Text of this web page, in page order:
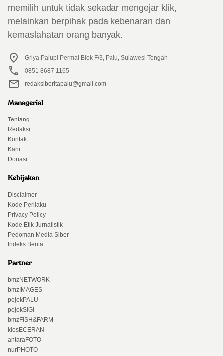
memilih untuk tidak sekadar mengejar klik,
melainkan berpihak pada kebenaran dan
kemaslahatan orang banyak.
Griya Palupi Permai Blok F/3, Palu, Sulawesi Tengah
0851 8687 1165
redaksiberitapalu@gmail.com
Managerial
Tentang
Redaksi
Kontak
Karir
Donasi
Kebijakan
Disclaimer
Kode Perilaku
Privacy Policy
Kode Etik Jurnalistik
Pedoman Media Siber
Indeks Berita
Partner
bmzNETWORK
bmzIMAGES
pojokPALU
pojokSIGI
bmzFISH&FARM
kiosECERAN
antaraFOTO
nurPHOTO